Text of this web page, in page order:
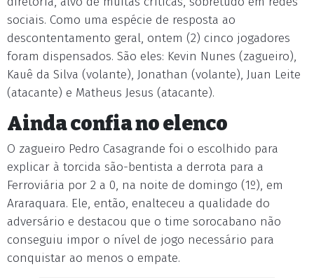
sociais. Como uma espécie de resposta ao
descontentamento geral, ontem (2) cinco jogadores
foram dispensados. São eles: Kevin Nunes (zagueiro),
Kauê da Silva (volante), Jonathan (volante), Juan Leite
(atacante) e Matheus Jesus (atacante).
Ainda confia no elenco
O zagueiro Pedro Casagrande foi o escolhido para
explicar à torcida são-bentista a derrota para a
Ferroviária por 2 a 0, na noite de domingo (1º), em
Araraquara. Ele, então, enalteceu a qualidade do
adversário e destacou que o time sorocabano não
conseguiu impor o nível de jogo necessário para
conquistar ao menos o empate.